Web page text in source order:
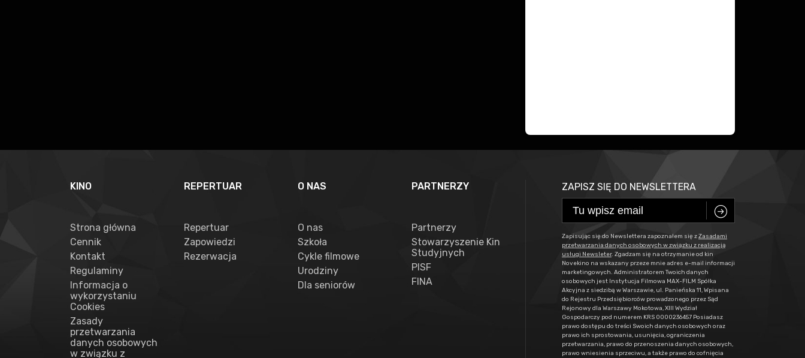
KINO
Strona główna
Cennik
Kontakt
Regulaminy
Informacja o
wykorzystaniu
Cookies
Zasady
przetwarzania
danych osobowych
w związku z
REPERTUAR
Repertuar
Zapowiedzi
Rezerwacja
O NAS
O nas
Szkoła
Cykle filmowe
Urodziny
Dla seniorów
PARTNERZY
Partnerzy
Stowarzyszenie Kin
Studyjnych
PISF
FINA
ZAPISZ SIĘ DO NEWSLETTERA
C
Zapisując się do Newslettera zapoznałem się zZasadami
przetwarzania danych osobowych w związku z realizacją
usługi Newsleter. Zgadzam się na otrzymanie od kin
Novekino na wskazany przeze mnie adres e-mail informacji
marketingowych. Administratorem Twoich danych
osobowych jest Instytucja Filmowa MAX-FILM Spółka
Akcyjna z siedzibą w Warszawie, ul. Panieńska 11, Wpisana
do Rejestru Przedsiębiorców prowadzonego przez Sąd
Rejonowy dla Warszawy Mokotowa, XIII Wydział
Gospodarczy pod numerem KRS 0000236457 Posiadasz
prawo dostępu do treści Swoich danych osobowych oraz
prawo ich sprostowania, usunięcia, ograniczenia
przetwarzania, prawo do przenoszenia danych osobowych,
prawo wniesienia sprzeciwu, a także prawo do cofnięcia